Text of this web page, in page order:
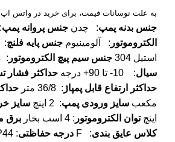
به علت نوسانات قیمت، برای خرید در واتس اپ
جنس بدنه پمپ: چدن جنس پروانه پمپ
الکتروموتور : آلومینیوم جنس پایه فلنچ:
استیل 304
جنس سیم پیچ الکتروموتور :
سیال: 10- تا 90+ درجه حداکثر فشار
حداکثر ارتفاع قابل پمپاژ : 36/8 متر
مکعب سایز ورودی پمپ: 2 اینچ سایز
اینچتوان الکتروموتور : 4 اسب بخار برق
کلاس عایق بندی: F درجه حفاظتی: IP44